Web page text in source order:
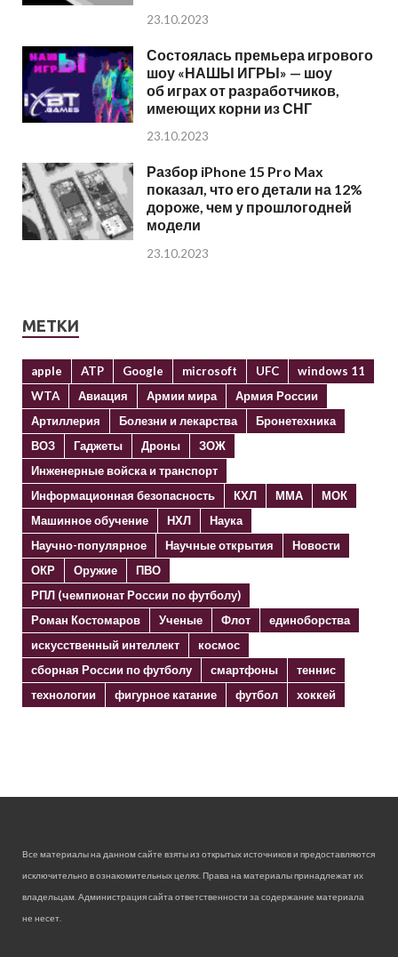
23.10.2023
Состоялась премьера игрового
шоу «НАШЫ ИГРЫ» — шоу
об играх от разработчиков,
имеющих корни из СНГ
23.10.2023
Разбор iPhone 15 Pro Max
показал, что его детали на 12%
дороже, чем у прошлогодней
модели
23.10.2023
МЕТКИ
apple ATP Google microsoft UFC
windows 11
WTA
Авиация Армии мира
Армия России
Артиллерия
Болезни и лекарства
Бронетехника
ВОЗ
Гаджеты Дроны
ЗОЖ
Инженерные войска и транспорт
Информационная безопасность
КХЛ ММА
МОК
Машинное обучение
НХЛ
Наука
Научно-популярное
Научные открытия
Новости
ОКР
Оружие
ПВО
РПЛ (чемпионат России по футболу)
Роман Костомаров
Ученые Флот
единоборства
искусственный интеллект
космос
сборная России по футболу
смартфоны
теннис
технологии
фигурное катание футбол хоккей
Все материалы на данном сайте взяты из открытых источников и предоставляются
исключительно в ознакомительных целях. Права на материалы принадлежат их
владельцам. Администрация сайта ответственности за содержание материала
не несет.